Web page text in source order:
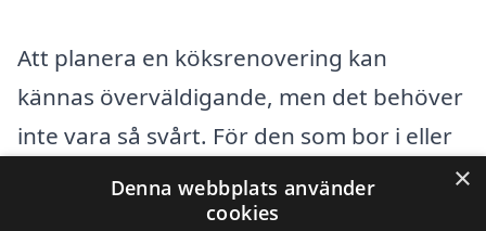
Att planera en köksrenovering kan
kännas överväldigande, men det behöver
inte vara så svårt. För den som bor i eller
omkring Tandsbyn finns ett brett utbud
av professionella hantverkare som är
×
Denna webbplats använder
cookies